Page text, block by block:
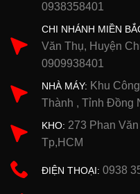
0938358401
CHI NHÁNH MIỀN
Văn Thụ, Huyện
0909938401
NHÀ MÁY: Khu
Thành , Tỉnh Đồng
KHO: 273 Phan
Tp,HCM
ĐIỆN THOẠI: 0938